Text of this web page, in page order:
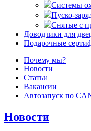
Системы
Пуско-
Снятые с
Доводчики для
Подарочные
Почему мы?
Новости
Статьи
Вакансии
Автозапуск по
Новости